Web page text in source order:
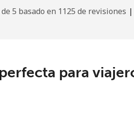
de 5 basado en 1125 de revisiones |
para